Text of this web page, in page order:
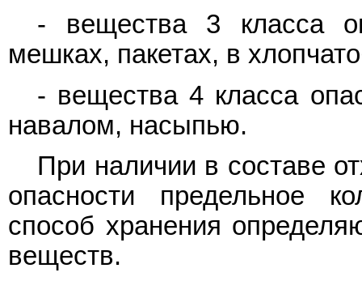
- вещества 3 класса
мешках, пакетах, в
- вещества 4 класса
навалом, насыпью.
При наличии в составе
опасности предельное
способ хранения
веществ.